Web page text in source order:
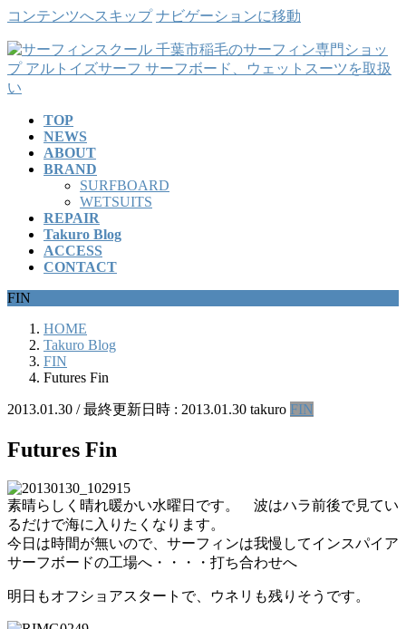
コンテンツへスキップ ナビゲーションに移動
TOP
NEWS
ABOUT
BRAND
SURFBOARD
WETSUITS
REPAIR
Takuro Blog
ACCESS
CONTACT
FIN
HOME
Takuro Blog
FIN
Futures Fin
2013.01.30 / 最終更新日時 : 2013.01.30 takuro FIN
Futures Fin
素晴らしく晴れ暖かい水曜日です。 波はハラ前後で見てい
るだけで海に入りたくなります。
今日は時間が無いので、サーフィンは我慢してインスパイア
サーフボードの工場へ・・・・打ち合わせへ
明日もオフショアスタートで、ウネリも残りそうです。